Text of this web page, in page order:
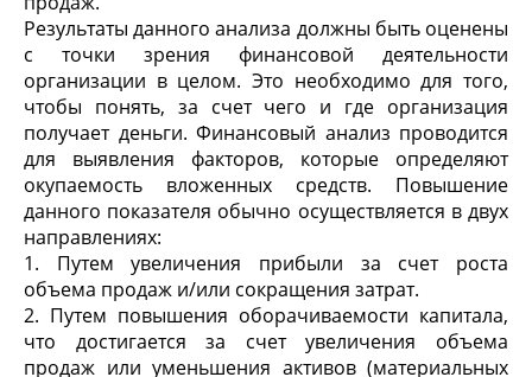
Результаты данного анализа должны быть оценены
с точки зрения финансовой деятельности
организации в целом. Это необходимо для того,
чтобы понять, за счет чего и где организация
получает деньги. Финансовый анализ проводится
для выявления факторов, которые определяют
окупаемость вложенных средств. Повышение
данного показателя обычно осуществляется в двух
направлениях:
1. Путем увеличения прибыли за счет роста
объема продаж и/или сокращения затрат.
2. Путем повышения оборачиваемости капитала,
что достигается за счет увеличения объема
продаж или уменьшения активов (материальных